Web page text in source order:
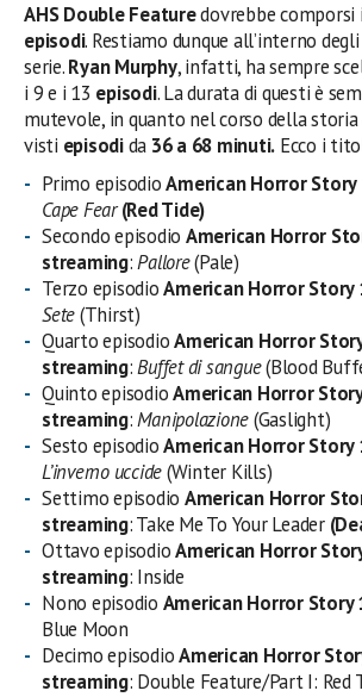
AHSDouble Featuredovrebbe
episodi. Restiamo dunque all’interno
serie.Ryan Murphy, infatti, ha sempre
i 9 e i 13 episodi. La durata di questi è
mutevole, in quanto nel corso della storia
visti episodida 36 a 68 minuti. Ecco i
Primo episodioAmerican Horror
Cape Fear (Red Tide)
Secondo episodio American Horror
streaming:Pallore(Pale)
Terzo episodioAmerican Horror Story
Sete(Thirst)
Quarto episodioAmerican Horror
streaming:Buffet di sangue(Blood
Quinto episodioAmerican Horror
streaming:Manipolazione(Gaslight)
Sesto episodioAmerican Horror Story
L’inverno uccide(Winter Kills)
Settimo episodio American Horror
streaming: Take Me To Your Leader
Ottavo episodioAmerican Horror
streaming: Inside
Nono episodio American Horror Story
Blue Moon
Decimo episodioAmerican Horror
streaming: Double Feature/Part I: Red